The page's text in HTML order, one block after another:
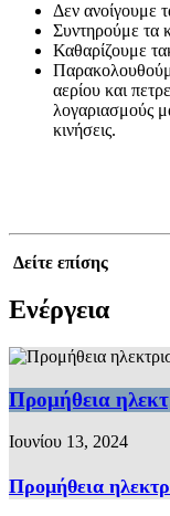
Δεν ανοίγουμε
Συντηρούμε τα
Καθαρίζουμε
αερίου και
λογαριασμούς
κινήσεις.
Δείτε επίσης
Ενέργεια
Προμήθεια
Ιουνίου 13, 2024
Προμήθεια